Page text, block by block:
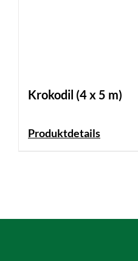
Krokodil (4 x 5 m)
Produktdetails